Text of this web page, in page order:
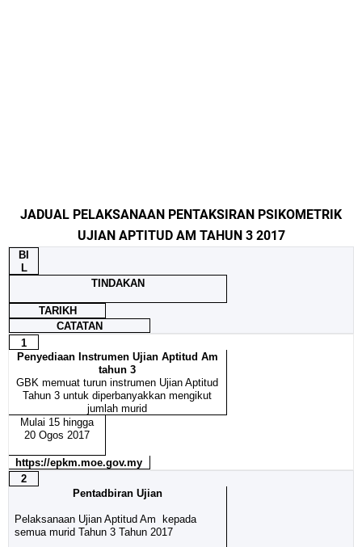
JADUAL PELAKSANAAN PENTAKSIRAN PSIKOMETRIK
UJIAN APTITUD AM TAHUN 3 2017
BI
L
TINDAKAN
TARIKH
CATATAN
1
Penyediaan Instrumen Ujian Aptitud Am
tahun 3
GBK memuat turun instrumen Ujian Aptitud
Tahun 3 untuk diperbanyakkan mengikut
jumlah murid
Mulai 15 hingga
20 Ogos 2017
https://epkm.moe.gov.my
2
Pentadbiran Ujian
Pelaksanaan Ujian Aptitud Am kepada
semua murid Tahun 3 Tahun 2017